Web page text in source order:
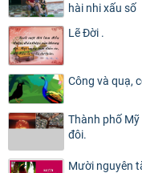
hài nhi xấu số
Lẽ Đời .
Công và quạ,
Thành phố Mỹ
đôi.
Mười nguyên